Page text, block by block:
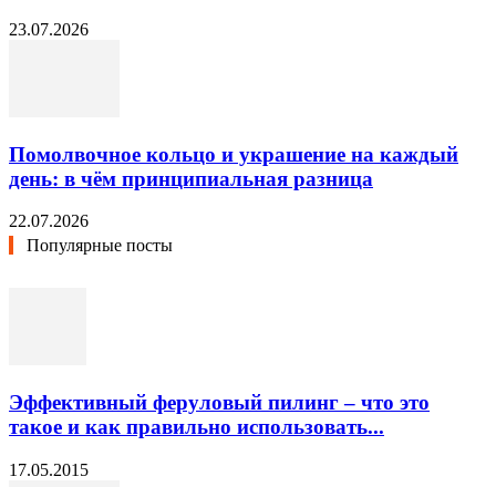
23.07.2026
Помолвочное кольцо и украшение на каждый
день: в чём принципиальная разница
22.07.2026
Популярные посты
Эффективный феруловый пилинг – что это
такое и как правильно использовать...
17.05.2015